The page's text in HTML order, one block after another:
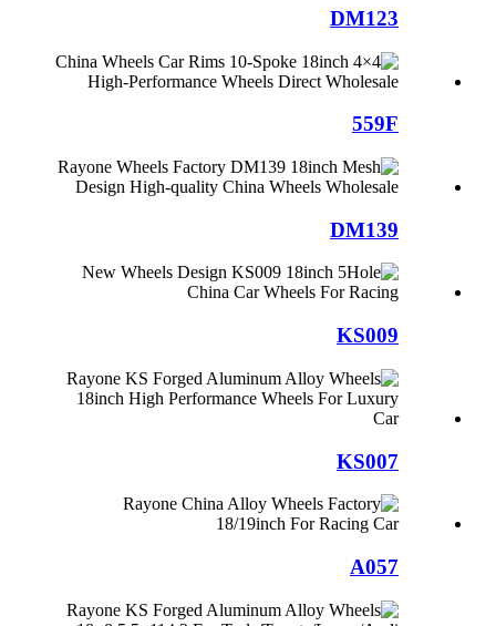
DM123
559F
DM139
KS009
KS007
A057